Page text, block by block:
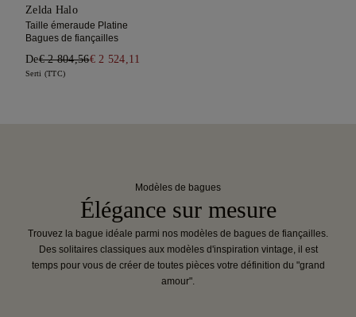
Zelda Halo
Taille émeraude Platine
Bagues de fiançailles
De€ 2 804,56€ 2 524,11
Serti (TTC)
Modèles de bagues
Élégance sur mesure
Trouvez la bague idéale parmi nos modèles de bagues de fiançailles.
Des solitaires classiques aux modèles d'inspiration vintage, il est
temps pour vous de créer de toutes pièces votre définition du "grand
amour".